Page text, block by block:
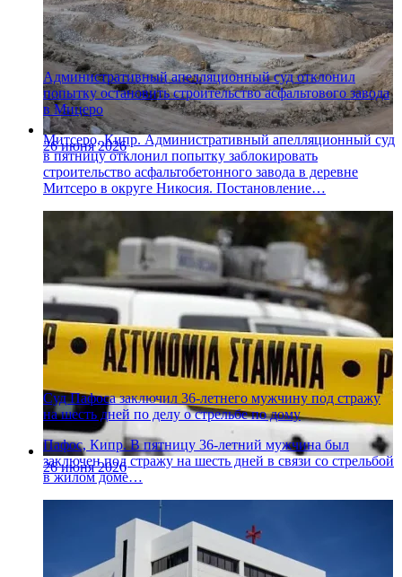
26 июня 2026
Административный апелляционный суд отклонил
попытку остановить строительство асфальтового завода
в Мицеро
Митсеро, Кипр. Административный апелляционный суд
в пятницу отклонил попытку заблокировать
строительство асфальтобетонного завода в деревне
Митсеро в округе Никосия. Постановление…
26 июня 2026
Суд Пафоса заключил 36-летнего мужчину под стражу
на шесть дней по делу о стрельбе по дому
Пафос, Кипр. В пятницу 36-летний мужчина был
заключен под стражу на шесть дней в связи со стрельбой
в жилом доме…